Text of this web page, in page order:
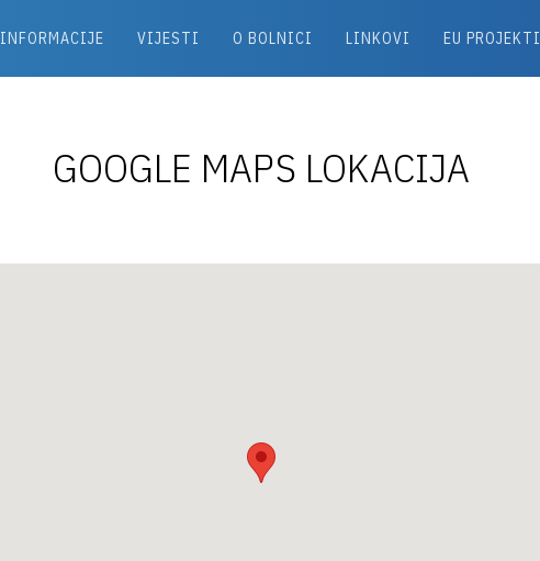
INFORMACIJE VIJESTI O BOLNICI LINKOVI EU PROJEKTI
GOOGLE MAPS LOKACIJA